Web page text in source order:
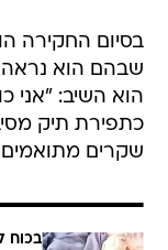
בסיום החקירה
שבהם הוא
הוא השיב: "אני
כתפירת תיק
שקרים מתואמים
בכוח